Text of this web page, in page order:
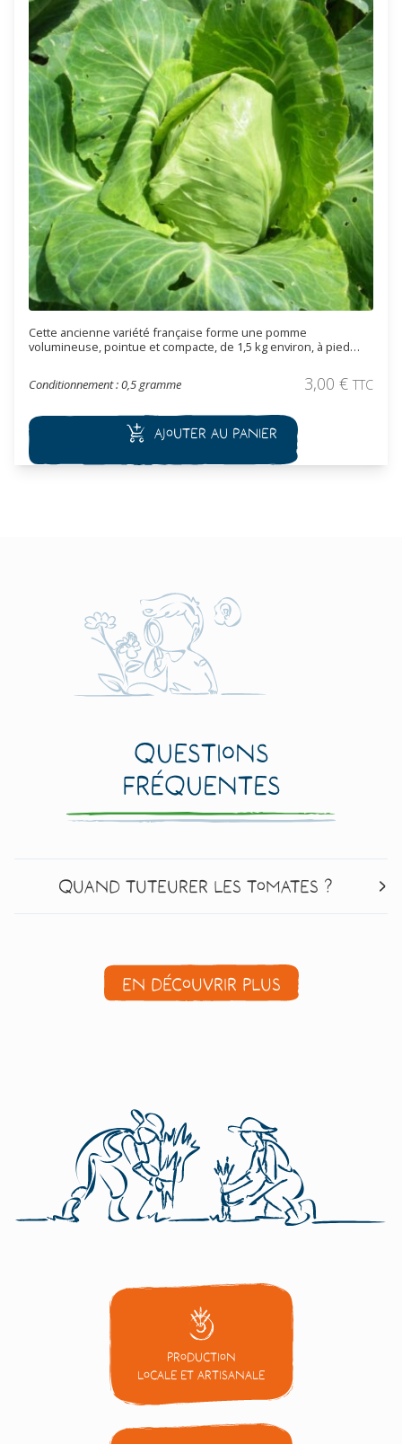
Cette ancienne variété française forme une pomme
volumineuse, pointue et compacte, de 1,5 kg environ, à pied
choux prêt à récoltés dès avril (ou un peu avant si vous les
forcer en serre). Le feuillage extérieur est large et peu
printemps !
Conditionnement : 0,5 gramme 3,00 € TTC
Ajouter au panier
Questions
fréquentes
Quand tuteurer les tomates ?
En découvrir plus
Production
locale et artisanale